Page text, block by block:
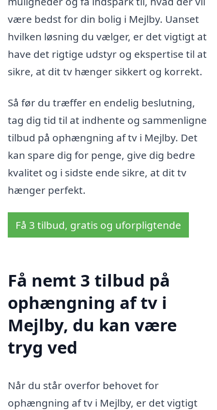
være bedst for din bolig i Mejlby. Uanset
hvilken løsning du vælger, er det vigtigt at
have det rigtige udstyr og ekspertise til at
sikre, at dit tv hænger sikkert og korrekt.
Så før du træffer en endelig beslutning,
tag dig tid til at indhente og sammenligne
tilbud på ophængning af tv i Mejlby. Det
kan spare dig for penge, give dig bedre
kvalitet og i sidste ende sikre, at dit tv
hænger perfekt.
Få 3 tilbud, gratis og uforpligtende
Få nemt 3 tilbud på
ophængning af tv i
Mejlby, du kan være
tryg ved
Når du står overfor behovet for
ophængning af tv i Mejlby, er det vigtigt